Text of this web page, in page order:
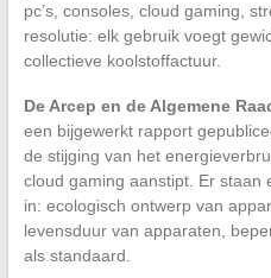
pc’s, consoles, cloud gaming,
resolutie: elk gebruik voegt
collectieve koolstoffactuur.
De Arcep en de Algemene
een bijgewerkt rapport
de stijging van het
cloud gaming aanstipt. Er staan
in: ecologisch ontwerp van
levensduur van apparaten,
als standaard.